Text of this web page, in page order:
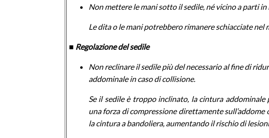
Non mettere le mani sotto il sedile, né vicino a parti
Le dita o le mani potrebbero rimanere schiacciate nel
■ Regolazione del sedile
Non reclinare il sedile più del necessario al fine di
addominale in caso di collisione.
Se il sedile è troppo inclinato, la cintura
una forza di compressione direttamente
la cintura a bandoliera, aumentando il rischio di